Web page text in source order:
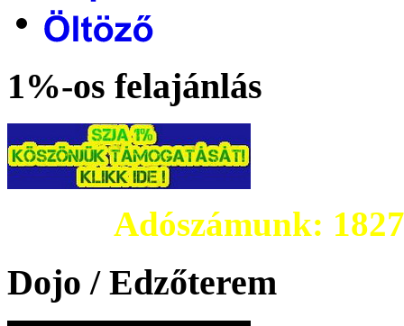
1%-os felajánlás
Adószámunk:
Dojo / Edzőterem